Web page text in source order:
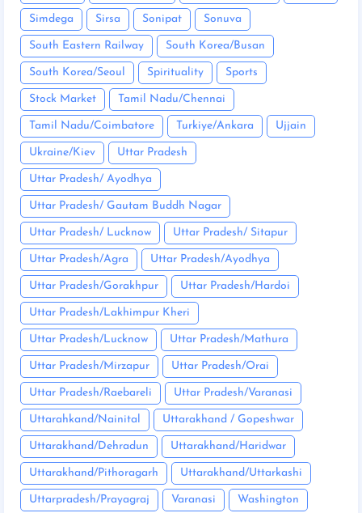
Simdega Sirsa Sonipat Sonuva
South Eastern Railway South Korea/Busan
South Korea/Seoul Spirituality Sports
Stock Market Tamil Nadu/Chennai
Tamil Nadu/Coimbatore Turkiye/Ankara Ujjain
Ukraine/Kiev Uttar Pradesh
Uttar Pradesh/ Ayodhya
Uttar Pradesh/ Gautam Buddh Nagar
Uttar Pradesh/ Lucknow Uttar Pradesh/ Sitapur
Uttar Pradesh/Agra Uttar Pradesh/Ayodhya
Uttar Pradesh/Gorakhpur Uttar Pradesh/Hardoi
Uttar Pradesh/Lakhimpur Kheri
Uttar Pradesh/Lucknow Uttar Pradesh/Mathura
Uttar Pradesh/Mirzapur Uttar Pradesh/Orai
Uttar Pradesh/Raebareli Uttar Pradesh/Varanasi
Uttarahkand/Nainital Uttarakhand / Gopeshwar
Uttarakhand/Dehradun Uttarakhand/Haridwar
Uttarakhand/Pithoragarh Uttarakhand/Uttarkashi
Uttarpradesh/Prayagraj Varanasi Washington